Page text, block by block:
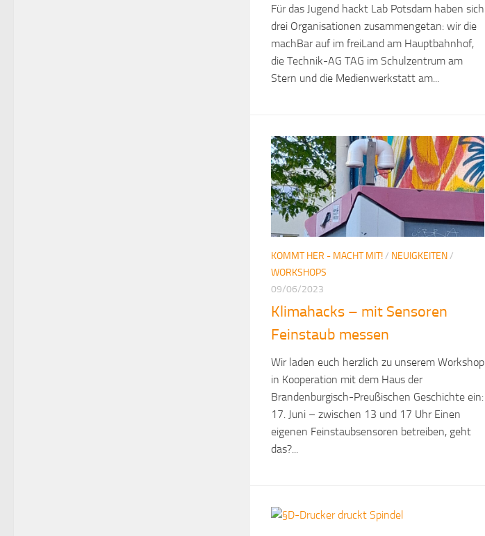
Für das Jugend hackt Lab Potsdam haben sich
drei Organisationen zusammengetan: wir die
machBar auf im freiLand am Hauptbahnhof,
die Technik-AG TAG im Schulzentrum am
Stern und die Medienwerkstatt am...
KOMMT HER - MACHT MIT!/ NEUIGKEITEN/
WORKSHOPS
09/06/2023
Klimahacks – mit Sensoren
Feinstaub messen
Wir laden euch herzlich zu unserem Workshop
in Kooperation mit dem Haus der
Brandenburgisch-Preußischen Geschichte ein:
17. Juni – zwischen 13 und 17 Uhr Einen
eigenen Feinstaubsensoren betreiben, geht
das?...